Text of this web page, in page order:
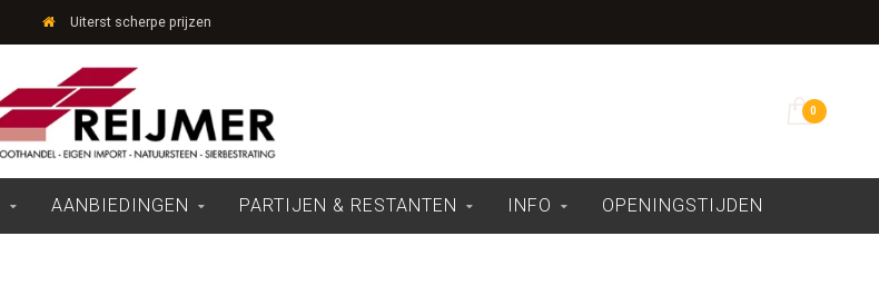
Uiterst scherpe prijzen
0
AANBIEDINGEN PARTIJEN & RESTANTEN INFO OPENINGSTIJDEN